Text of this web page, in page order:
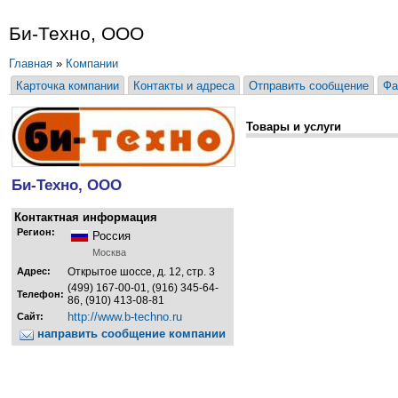
Би-Техно, ООО
Главная » Компании
Карточка компании
Контакты и адреса Отправить сообщение
Би-Техно, ООО
Контактная информация
Регион: Россия
Москва
Адрес:
Открытое шоссе, д. 12, стр. 3
Телефон: (499) 167-00-01, (916) 345-64-
86, (910) 413-08-81
Сайт:
http://www.b-techno.ru
направить сообщение компании
Товары и услуги